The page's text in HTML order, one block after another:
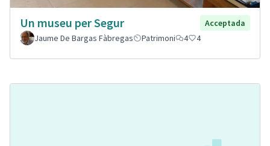
Un museu per Segur
Acceptada
Jaume De Bargas Fàbregas
Patrimoni 4 4